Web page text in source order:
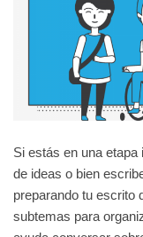
Si estás en una
de ideas o bien
preparando tu escrito
subtemas para